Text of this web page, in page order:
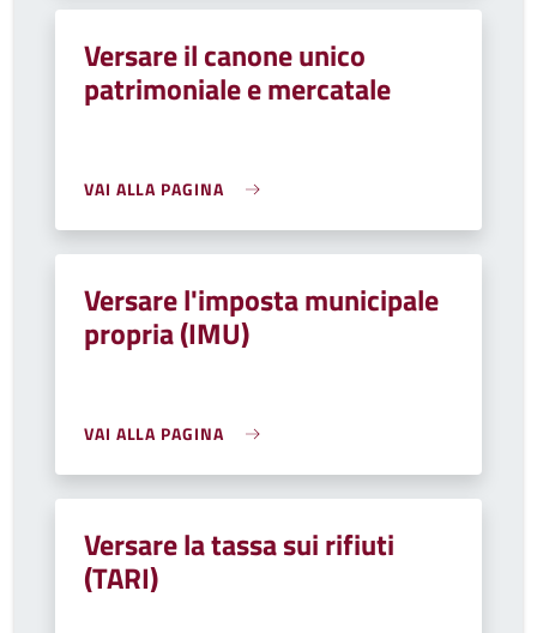
Versare il canone unico
patrimoniale e mercatale
VAI ALLA PAGINA
Versare l'imposta municipale
propria (IMU)
VAI ALLA PAGINA
Versare la tassa sui rifiuti
(TARI)